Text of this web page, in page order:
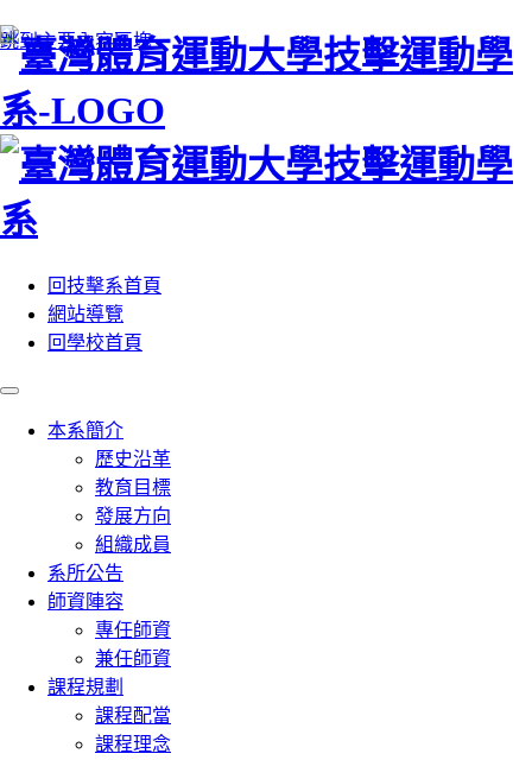
跳到主要內容區塊
:::
回技擊系首頁
網站導覽
回學校首頁
本系簡介
歷史沿革
教育目標
發展方向
組織成員
系所公告
師資陣容
專任師資
兼任師資
課程規劃
課程配當
課程理念